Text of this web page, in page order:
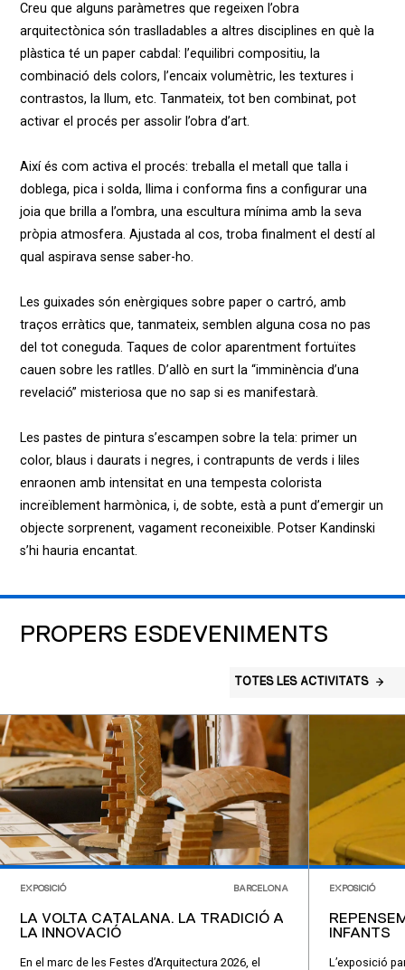
Creu que alguns paràmetres que regeixen l’obra
arquitectònica són traslladables a altres disciplines en què la
plàstica té un paper cabdal: l’equilibri compositiu, la
combinació dels colors, l’encaix volumètric, les textures i
contrastos, la llum, etc. Tanmateix, tot ben combinat, pot
activar el procés per assolir l’obra d’art.
Així és com activa el procés: treballa el metall que talla i
doblega, pica i solda, llima i conforma fins a configurar una
joia que brilla a l’ombra, una escultura mínima amb la seva
pròpia atmosfera. Ajustada al cos, troba finalment el destí al
qual aspirava sense saber-ho.
Les guixades són enèrgiques sobre paper o cartró, amb
traços erràtics que, tanmateix, semblen alguna cosa no pas
del tot coneguda. Taques de color aparentment fortuïtes
cauen sobre les ratlles. D’allò en surt la “imminència d’una
revelació” misteriosa que no sap si es manifestarà.
Les pastes de pintura s’escampen sobre la tela: primer un
color, blaus i daurats i negres, i contrapunts de verds i liles
enraonen amb intensitat en una tempesta colorista
increïblement harmònica, i, de sobte, està a punt d’emergir un
objecte sorprenent, vagament reconeixible. Potser Kandinski
s’hi hauria encantat.
PROPERS ESDEVENIMENTS
TOTES LES ACTIVITATS
EXPOSICIÓ BARCELONA
LA VOLTA CATALANA. LA TRADICIÓ A
LA INNOVACIÓ
En el marc de les Festes d’Arquitectura 2026, el
EXPOSICIÓ
INFANTS
L’exposició